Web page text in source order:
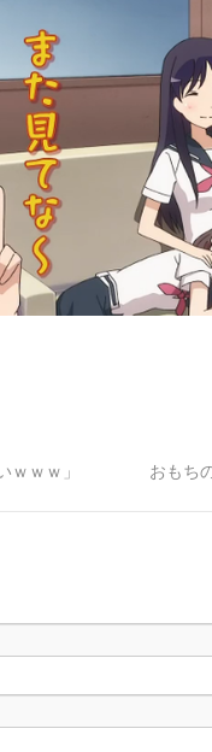
ｗｗ」 おもち